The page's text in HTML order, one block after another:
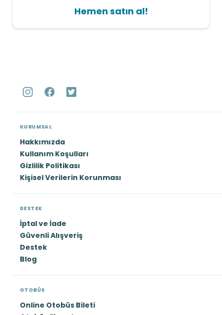
Hemen satın al!
KURUMSAL
Hakkımızda
Kullanım Koşulları
Gizlilik Politikası
Kişisel Verilerin Korunması
DESTEK
İptal ve İade
Güvenli Alışveriş
Destek
Blog
OTOBÜS
Online Otobüs Bileti